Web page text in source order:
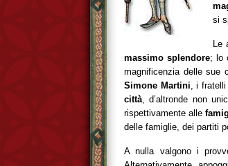
si
Le
massimo splendore; lo
magnificenzia delle sue
Simone Martini, i fratelli
città, d’altronde non
rispettivamente alle
delle famiglie, dei partiti
A nulla valgono i